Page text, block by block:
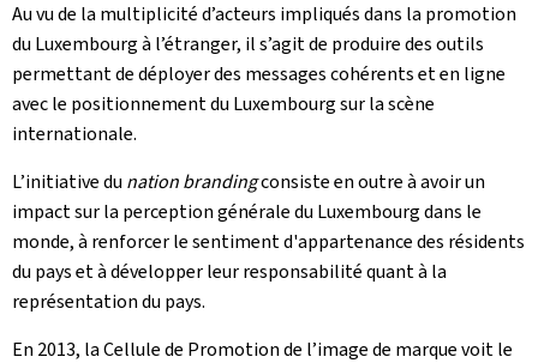
Au vu de la multiplicité d’acteurs impliqués dans la promotion
du Luxembourg à l’étranger, il s’agit de produire des outils
permettant de déployer des messages cohérents et en ligne
avec le positionnement du Luxembourg sur la scène
internationale.
L’initiative du nation brandingconsiste en outre à avoir un
impact sur la perception générale du Luxembourg dans le
monde, à renforcer le sentiment d'appartenance des résidents
du pays et à développer leur responsabilité quant à la
représentation du pays.
En 2013, la Cellule de Promotion de l’image de marque voit le